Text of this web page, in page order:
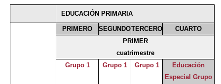
EDUCACIÓN PRIMARIA
PRIMERO SEGUNDOTERCERO
CUARTO
PRIMER
cuatrimestre
Grupo 1
Grupo 1 Grupo 1
Educación
Especial Grupo